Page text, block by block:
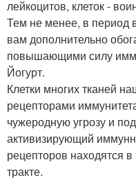
лейкоцитов, клеток -
Тем не менее, в период
вам дополнительно
повышающими силу
Йогурт.
Клетки многих тканей
рецепторами
чужеродную угрозу и
активизирующий
рецепторов находятся
тракте.